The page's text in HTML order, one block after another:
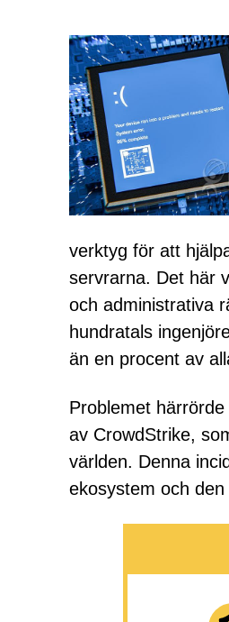
verktyg för att
servrarna. Det här
och administrativa
hundratals
än en procent av
Problemet
av CrowdStrike,
världen. Denna
ekosystem och